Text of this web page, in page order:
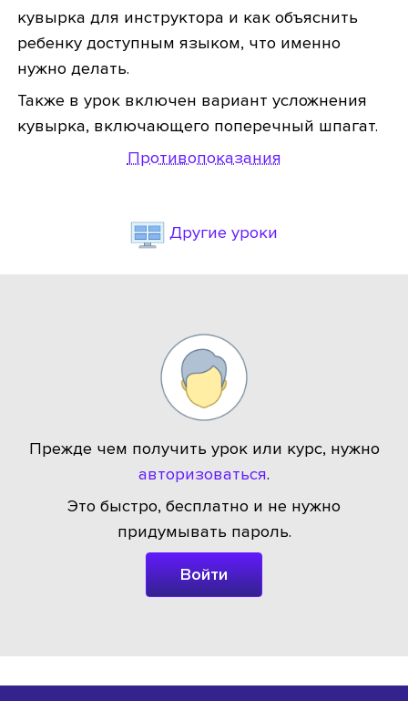
кувырка для инструктора и как объяснить
ребенку доступным языком, что именно
нужно делать.
Также в урок включен вариант усложнения
кувырка, включающего поперечный шпагат.
Противопоказания
Другие уроки
Прежде чем получить урок или курс, нужно
авторизоваться.
Это быстро, бесплатно и не нужно
придумывать пароль.
Войти